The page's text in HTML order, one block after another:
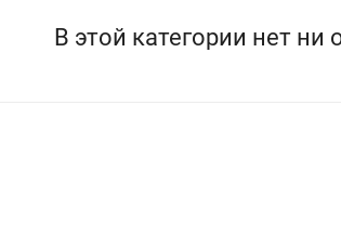
В этой категории нет ни